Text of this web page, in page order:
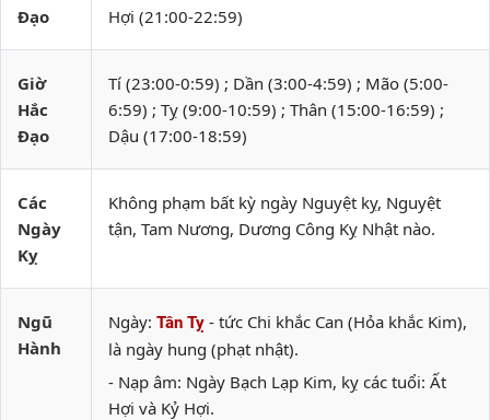
Đạo
Hợi (21:00-22:59)
Giờ
Hắc
Đạo
Tí (23:00-0:59) ; Dần (3:00-4:59) ; Mão (5:00-
6:59) ; Tỵ (9:00-10:59) ; Thân (15:00-16:59) ;
Dậu (17:00-18:59)
Các
Ngày
Kỵ
Không phạm bất kỳ ngày Nguyệt kỵ, Nguyệt
tận, Tam Nương, Dương Công Kỵ Nhật nào.
Ngũ
Hành
Ngày: Tân Tỵ - tức Chi khắc Can (Hỏa khắc Kim),
là ngày hung (phạt nhật).
- Nạp âm: Ngày Bạch Lạp Kim, kỵ các tuổi: Ất
Hợi và Kỷ Hợi.